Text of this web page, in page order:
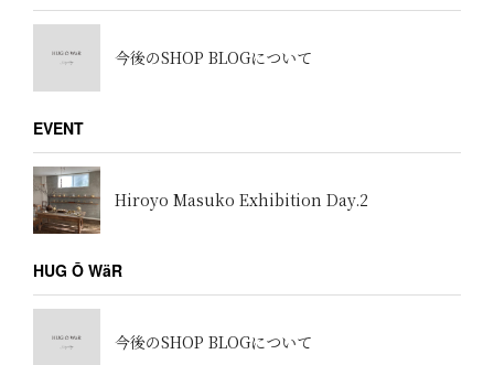
今後のSHOP BLOGについて
EVENT
Hiroyo Masuko Exhibition Day.2
HUG Ō WäR
今後のSHOP BLOGについて